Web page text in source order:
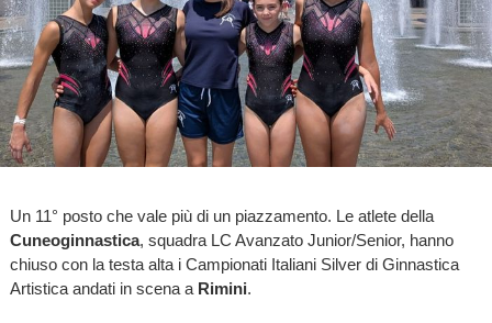
Un 11° posto che vale più di un piazzamento. Le atlete della
Cuneoginnastica, squadra LC Avanzato Junior/Senior, hanno
chiuso con la testa alta i Campionati Italiani Silver di Ginnastica
Artistica andati in scena a Rimini.